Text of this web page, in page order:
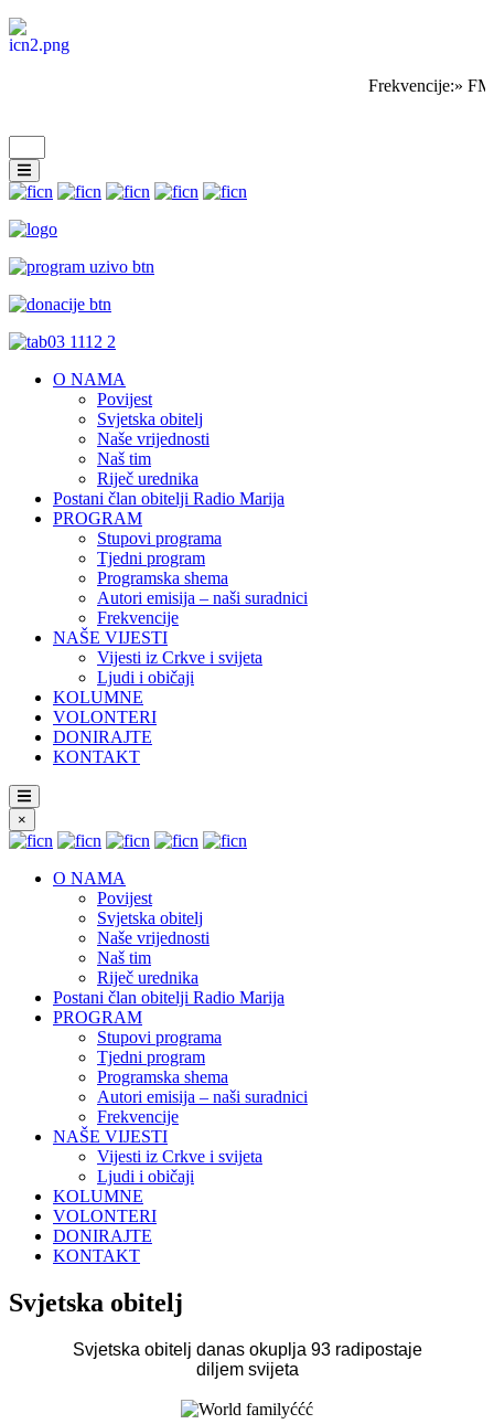
Frekvencije:»
O NAMA
Povijest
Svjetska obitelj
Naše vrijednosti
Naš tim
Riječ urednika
Postani član obitelji Radio Marija
PROGRAM
Stupovi programa
Tjedni program
Programska shema
Autori emisija – naši suradnici
Frekvencije
NAŠE VIJESTI
Vijesti iz Crkve i svijeta
Ljudi i običaji
KOLUMNE
VOLONTERI
DONIRAJTE
KONTAKT
×
O NAMA
Povijest
Svjetska obitelj
Naše vrijednosti
Naš tim
Riječ urednika
Postani član obitelji Radio Marija
PROGRAM
Stupovi programa
Tjedni program
Programska shema
Autori emisija – naši suradnici
Frekvencije
NAŠE VIJESTI
Vijesti iz Crkve i svijeta
Ljudi i običaji
KOLUMNE
VOLONTERI
DONIRAJTE
KONTAKT
Svjetska obitelj
Svjetska obitelj danas okuplja 93 radipostaje
diljem svijeta